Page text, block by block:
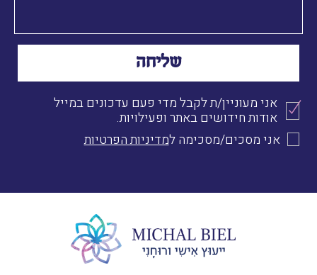
אני מעוניין/ת לקבל מדי פעם עדכונים במייל
אודות חידושים באתר ופעילויות.
אני מסכים/מסכימה למדיניות הפרטיות